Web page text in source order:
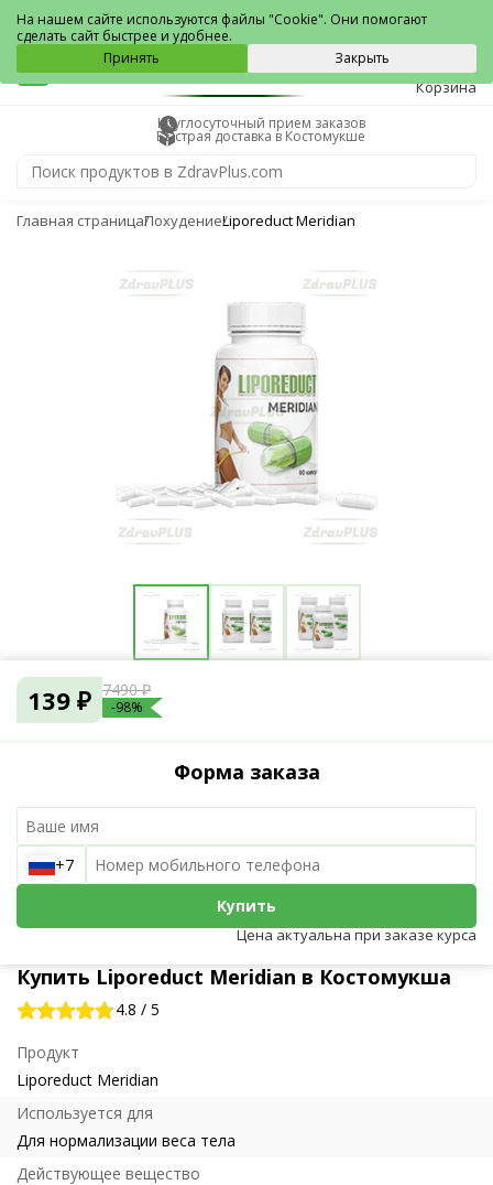
Костомукша
0
Корзина
Круглосуточный прием заказов
Быстрая доставка в Костомукше
Главная страницаПохудениеLiporeduct Meridian
Купить Liporeduct Meridian в Костомукша
4.8 / 5
Продукт
Liporeduct Meridian
Используется для
Для нормализации веса тела
Действующее вещество
139 ₽ 7490 ₽
-98%
Форма заказа
+7
Купить
Цена актуальна при заказе курса
На нашем сайте используются файлы "Cookie". Они помогают
сделать сайт быстрее и удобнее.
Принять
Закрыть